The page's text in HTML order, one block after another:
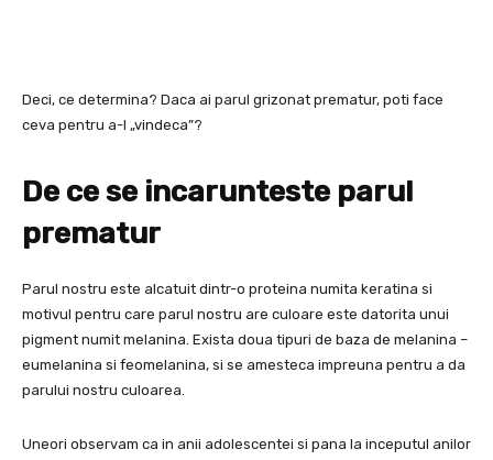
Deci, ce determina? Daca ai parul grizonat prematur, poti face
ceva pentru a-l „vindeca”?
De ce se incarunteste parul
prematur
Parul nostru este alcatuit dintr-o proteina numita keratina si
motivul pentru care parul nostru are culoare este datorita unui
pigment numit melanina. Exista doua tipuri de baza de melanina –
eumelanina si feomelanina, si se amesteca impreuna pentru a da
parului nostru culoarea.
Uneori observam ca in anii adolescentei si pana la inceputul anilor